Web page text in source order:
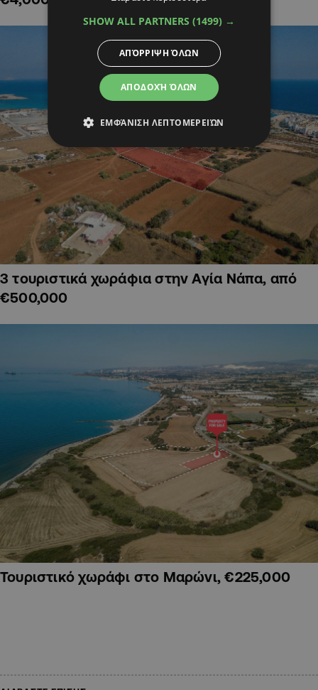
3 τουριστικά χωράφια στην Αγία Νάπα, από
€500,000
Τουριστικό χωράφι στο Μαρώνι, €225,000
SHOW ALL PARTNERS (1499) →
ΑΠΟΔΟΧΉ ΌΛΩΝ
ΑΠΌΡΡΙΨΗ ΌΛΩΝ
ΕΜΦΆΝΙΣΗ ΛΕΠΤΟΜΕΡΕΙΏΝ